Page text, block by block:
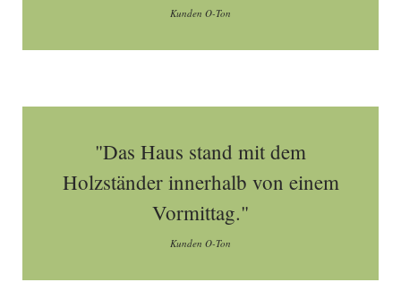
Kunden O-Ton
"Das Haus stand mit dem
Holzständer innerhalb von einem
Vormittag."
Kunden O-Ton